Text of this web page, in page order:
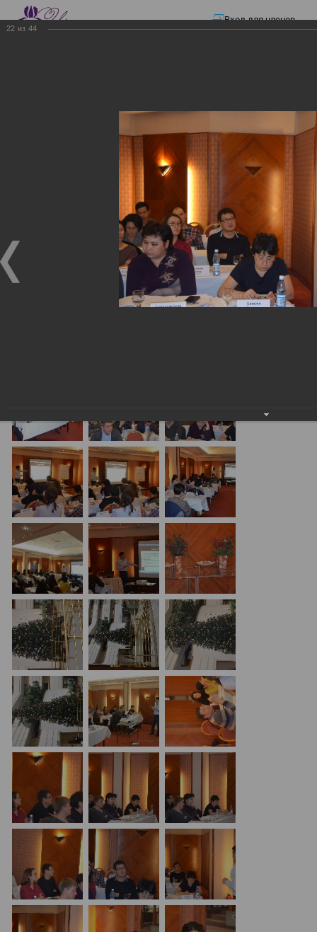
Вход для членов
Презентации
Семинар по разъяснению норм
Закона «О ТРАНСФЕРТНОМ ЦЕНООБРАЗОВАНИИ»
Семинар по разъяснению
норм Закона «О
ТРАНСФЕРТНОМ
ЦЕНООБРАЗОВАНИИ»
Семинар по разъяснению норм Закона «О
22 из 44